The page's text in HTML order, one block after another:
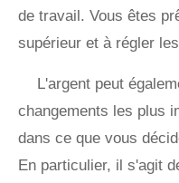
de travail. Vous êtes
supérieur et à régler
L'argent peut
changements les plus
dans ce que vous
En particulier, il s'agit